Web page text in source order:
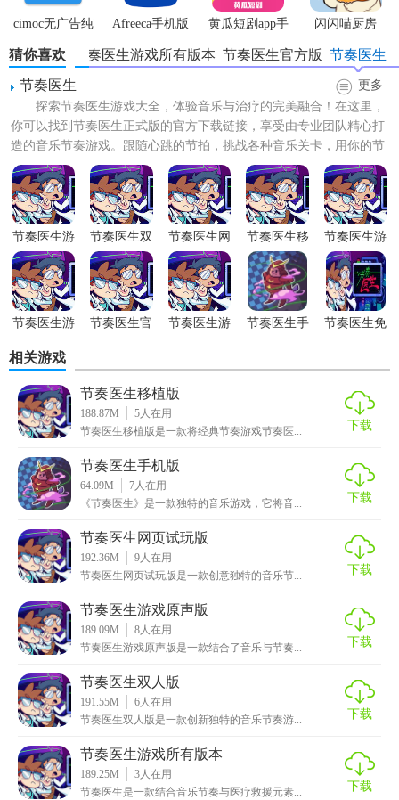
1. 创意独特：将音乐与医疗元素结合，打造出一款别具一格
2. 画面精美：游戏画面色彩鲜艳，细节精致，为玩家带来视
觉上的享受。
3. 操作简便：游戏操作简单易上手，玩家只需通过点击、长
4. 音乐丰富：提供多种风格的音乐曲目，让玩家在游戏中享
受音乐的魅力。
5. 社交互动：支持成绩分享与排行榜功能，让玩家可以与好
友一起参与游戏挑战。
【节奏医生官方版优势】
1. 教育意义：通过游戏的方式让玩家了解心脏跳动等生理知
2. 休闲娱乐：游戏节奏明快，适合在闲暇时间进行休闲娱
乐，放松身心。
3. 锻炼反应：游戏需要玩家保持高度专注，准确判断节奏，
有助于锻炼玩家的反应能力。
【节奏医生官方版点评】
节奏医生官方版是一款创意十足、趣味横生的音乐节奏游
戏。它将医疗元素与音乐节奏相结合，为玩家带来了一种全
新的游戏体验。游戏画面精美、音乐丰富，操作简单易上
手，适合各个年龄段的玩家进行休闲娱乐。同时，游戏还具
解心脏跳动等生理知识。总之，节奏医生官方版是一款值得
一试的音乐节奏游戏。
cimoc无广告纯
净版
Afreeca手机版
黄瓜短剧app手
闪闪喵厨房
猜你喜欢 节奏医生
节奏医生官方版
节奏医生游戏所有版本
节奏医生
更多
探索节奏医生游戏大全，体验音乐与治疗的完美融合！在这里，
你可以找到节奏医生正式版的官方下载链接，享受由专业团队精心打
造的音乐节奏游戏。跟随心跳的节拍，挑战各种音乐关卡，用你的节
奏感治愈心灵。游戏画面精...
节奏医生游
戏新版
节奏医生双
人版
节奏医生网
页试玩版
节奏医生移
植版
节奏医生游
戏原声版
节奏医生游
节奏医生官
节奏医生游
节奏医生手
节奏医生免
相关游戏
节奏医生移植版
188.87M 5人在用
节奏医生移植版是一款将经典节奏游戏节奏医...
下载
节奏医生手机版
64.09M 7人在用
《节奏医生》是一款独特的音乐游戏，它将音...
下载
节奏医生网页试玩版
192.36M 9人在用
节奏医生网页试玩版是一款创意独特的音乐节...
下载
节奏医生游戏原声版
189.09M 8人在用
节奏医生游戏原声版是一款结合了音乐与节奏...
下载
节奏医生双人版
191.55M 6人在用
节奏医生双人版是一款创新独特的音乐节奏游...
下载
节奏医生游戏所有版本
189.25M 3人在用
节奏医生是一款结合音乐节奏与医疗救援元素...
下载